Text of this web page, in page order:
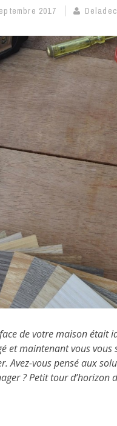
2017
de votre maison était
et maintenant vous
Avez-vous pensé aux
? Petit tour